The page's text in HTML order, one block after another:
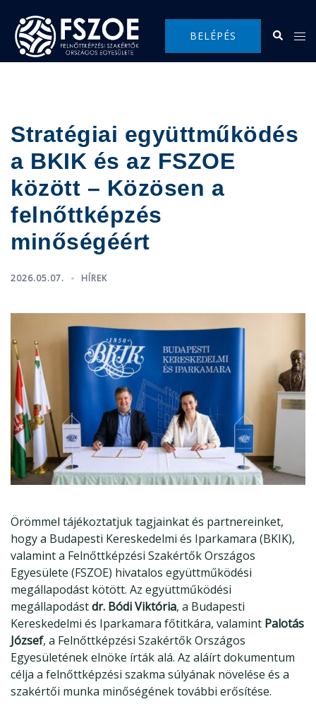
content
BELÉPÉS Search
Stratégiai együttműködés
a BKIK és az FSZOE
között – Közösen a
felnőttképzés
minőségéért
2026.05.07. HÍREK
Örömmel tájékoztatjuk tagjainkat és partnereinket,
hogy a Budapesti Kereskedelmi és Iparkamara (BKIK),
valamint a Felnőttképzési Szakértők Országos
Egyesülete (FSZOE) hivatalos együttműködési
megállapodást kötött. Az együttműködési
megállapodástdr. Bódi Viktória, a Budapesti
Kereskedelmi és Iparkamara főtitkára, valamint Palotás
József, a Felnőttképzési Szakértők Országos
Egyesületének elnöke írták alá. Az aláírt dokumentum
célja a felnőttképzési szakma súlyának növelése és a
szakértői munka minőségének további erősítése.